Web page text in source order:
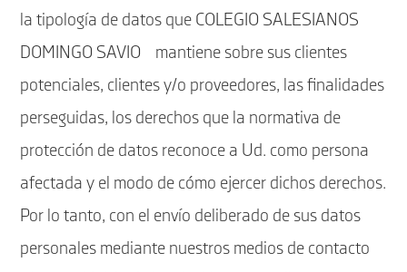
la tipología de datos que COLEGIO SALESIANOS
DOMINGO SAVIO mantiene sobre sus clientes
potenciales, clientes y/o proveedores, las finalidades
perseguidas, los derechos que la normativa de
protección de datos reconoce a Ud. como persona
afectada y el modo de cómo ejercer dichos derechos.
Por lo tanto, con el envío deliberado de sus datos
personales mediante nuestros medios de contacto